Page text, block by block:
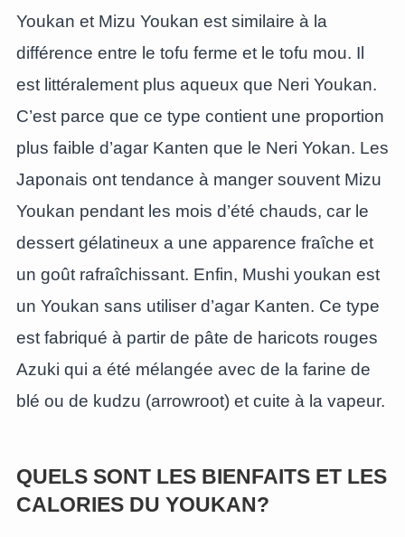
Youkan et Mizu Youkan est similaire à la
différence entre le tofu ferme et le tofu mou. Il
est littéralement plus aqueux que Neri Youkan.
C’est parce que ce type contient une proportion
plus faible d’agar Kanten que le Neri Yokan. Les
Japonais ont tendance à manger souvent Mizu
Youkan pendant les mois d’été chauds, car le
dessert gélatineux a une apparence fraîche et
un goût rafraîchissant. Enfin, Mushi youkan est
un Youkan sans utiliser d’agar Kanten. Ce type
est fabriqué à partir de pâte de haricots rouges
Azuki qui a été mélangée avec de la farine de
blé ou de kudzu (arrowroot) et cuite à la vapeur.
QUELS SONT LES BIENFAITS ET LES
CALORIES DU YOUKAN?